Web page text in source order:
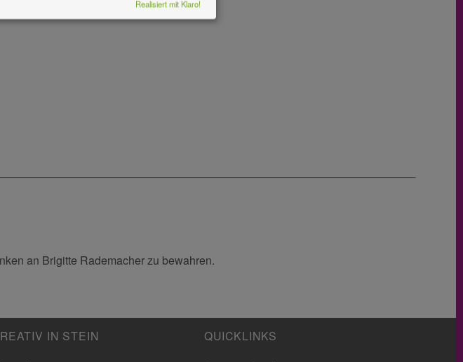
an Brigitte Rademacher zu bewahren.
IN STEIN QUICKLINKS
Realisiert mit Klaro!